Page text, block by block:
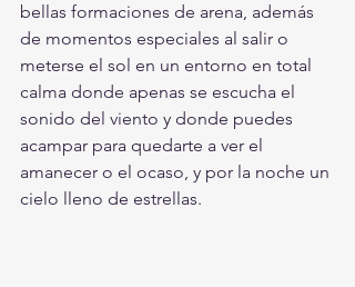
bellas formaciones de arena, además
de momentos especiales al salir o
meterse el sol en un entorno en total
calma donde apenas se escucha el
sonido del viento y donde puedes
acampar para quedarte a ver el
amanecer o el ocaso, y por la noche un
cielo lleno de estrellas.